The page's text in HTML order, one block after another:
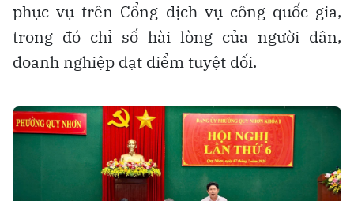
phục vụ trên Cổng dịch vụ công quốc gia,
trong đó chỉ số hài lòng của người dân,
doanh nghiệp đạt điểm tuyệt đối.